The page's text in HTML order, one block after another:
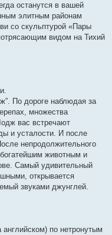
останутся в вашей
элитным районам
со скульптурой «Пары
видом на Тихий
По дороге наблюдая за
множества
вас встречают
и усталости. И после
непродолжительного
животным и
Самый удивительный
открывается
звуками джунглей.
по нетронутым